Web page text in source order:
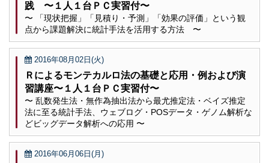
践 〜１人１台ＰＣ実習付〜
〜 「現状把握」「見積り・予測」「効果の評価」という観
点から課題解決に統計手法を活用する方法 〜
2016年08月02日(火)
Ｒによるモンテカルロ法の基礎と応用・例および演
習講座〜１人１台ＰＣ実習付〜
〜 乱数発生法・無作為抽出法から最尤推定法・ベイズ推定
法に至る統計手法、ウェブログ・POSデータ・ゲノム解析な
どビッグデータ解析への応用 〜
2016年06月06日(月)